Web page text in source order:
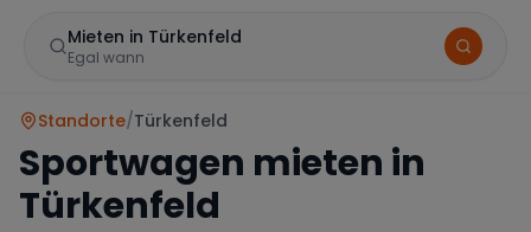
Mieten in Türkenfeld
Egal wann
Standorte/Türkenfeld
Sportwagen mieten in
Türkenfeld